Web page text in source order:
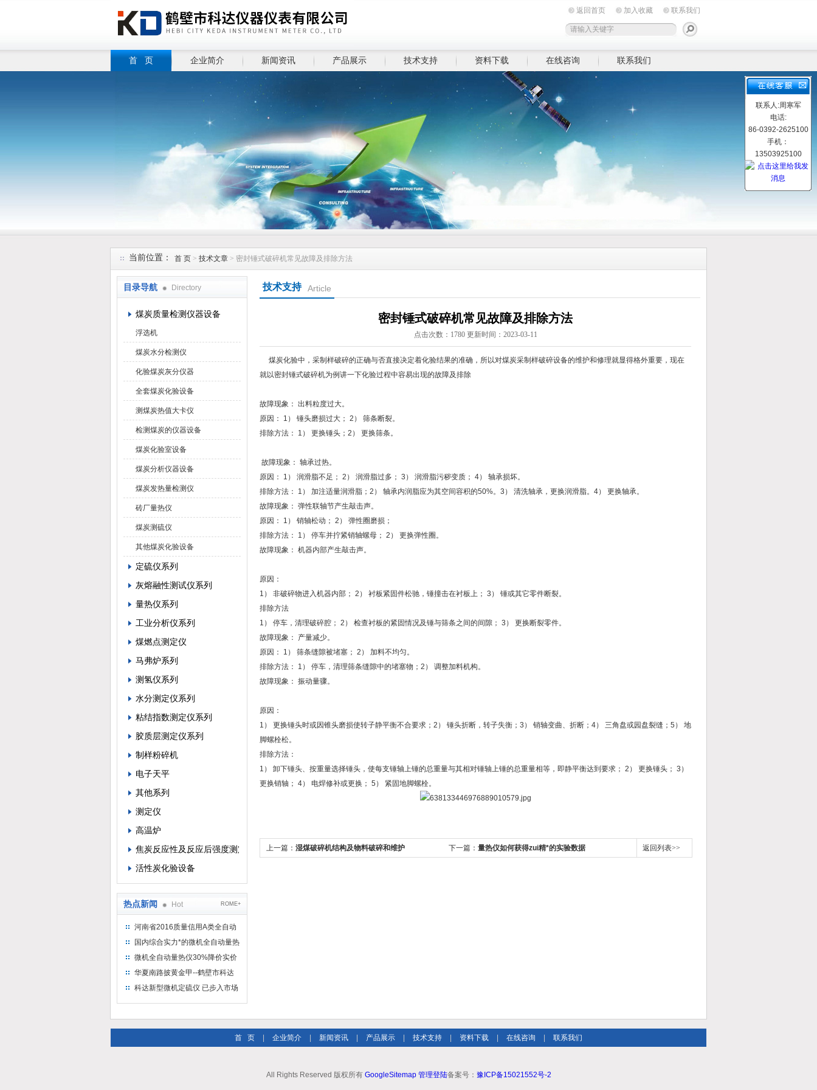
返回首页 加入收藏 联系我们
首 页 企业简介 新闻资讯 产品展示 技术支持 资料下载 在线咨询 联系我们
当前位置： 首 页 > 技术文章 > 密封锤式破碎机常见故障及排除方法
目录导航 Directory
煤炭质量检测仪器设备
浮选机
煤炭水分检测仪
化验煤炭灰分仪器
全套煤炭化验设备
测煤炭热值大卡仪
检测煤炭的仪器设备
煤炭化验室设备
煤炭分析仪器设备
煤炭发热量检测仪
砖厂量热仪
煤炭测硫仪
其他煤炭化验设备
定硫仪系列
灰熔融性测试仪系列
量热仪系列
工业分析仪系列
煤燃点测定仪
马弗炉系列
测氢仪系列
水分测定仪系列
粘结指数测定仪系列
胶质层测定仪系列
制样粉碎机
电子天平
其他系列
测定仪
高温炉
焦炭反应性及反应后强度测定仪
活性炭化验设备
热点新闻 Hot ROME+
河南省2016质量信用A类全自动
量热仪
国内综合实力*的微机全自动量热
仪制造企业
微机全自动量热仪30%降价实价
出售
华夏南路披黄金甲--鹤壁市科达
仪器仪表有限公司
科达新型微机定硫仪 已步入市场
技术支持 Article
密封锤式破碎机常见故障及排除方法
点击次数：1780 更新时间：2023-03-11
煤炭化验中，采制样破碎的正确与否直接决定着化验结果的准确，所以对煤炭采制样破碎设备的维护和修理就显得格外重要，现在
就以密封锤式破碎机为例讲一下化验过程中容易出现的故障及排除
故障现象： 出料粒度过大。
原因： 1） 锤头磨损过大； 2） 筛条断裂。
排除方法： 1） 更换锤头；2） 更换筛条。
故障现象： 轴承过热。
原因： 1） 润滑脂不足； 2） 润滑脂过多； 3） 润滑脂污秽变质； 4） 轴承损坏。
排除方法： 1） 加注适量润滑脂；2） 轴承内润脂应为其空间容积的50%。3） 清洗轴承，更换润滑脂。4） 更换轴承。
故障现象： 弹性联轴节产生敲击声。
原因： 1） 销轴松动； 2） 弹性圈磨损；
排除方法： 1） 停车并拧紧销轴螺母； 2） 更换弹性圈。
故障现象： 机器内部产生敲击声。
原因：
1） 非破碎物进入机器内部； 2） 衬板紧固件松驰，锤撞击在衬板上； 3） 锤或其它零件断裂。
排除方法
1） 停车，清理破碎腔； 2） 检查衬板的紧固情况及锤与筛条之间的间隙； 3） 更换断裂零件。
故障现象： 产量减少。
原因： 1） 筛条缝隙被堵塞； 2） 加料不均匀。
排除方法： 1） 停车，清理筛条缝隙中的堵塞物；2） 调整加料机构。
故障现象： 振动量骤。
原因：
1） 更换锤头时或因锥头磨损使转子静平衡不合要求；2） 锤头折断，转子失衡；3） 销轴变曲、折断；4） 三角盘或园盘裂缝；5） 地
脚螺栓松。
排除方法：
1） 卸下锤头、按重量选择锤头，使每支锤轴上锤的总重量与其相对锤轴上锤的总重量相等，即静平衡达到要求； 2） 更换锤头； 3）
更换销轴； 4） 电焊修补或更换； 5） 紧固地脚螺栓。
上一篇： 湿煤破碎机结构及物料破碎和维护 下一篇： 量热仪如何获得zui精*的实验数据 返回列表>>
首 页 企业简介 新闻资讯 产品展示 技术支持 资料下载 在线咨询 联系我们
All Rights Reserved 版权所有 GoogleSitemap 管理登陆备案号： 豫ICP备15021552号-2
联系人:周寒军
电话:
86-0392-2625100
手机：
13503925100